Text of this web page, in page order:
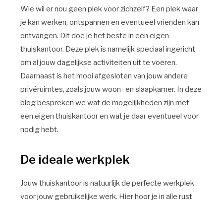
Wie wil er nou geen plek voor zichzelf? Een plek waar
je kan werken, ontspannen en eventueel vrienden kan
ontvangen. Dit doe je het beste in een eigen
thuiskantoor. Deze plek is namelijk speciaal ingericht
om al jouw dagelijkse activiteiten uit te voeren.
Daarnaast is het mooi afgesloten van jouw andere
privéruimtes, zoals jouw woon- en slaapkamer. In deze
blog bespreken we wat de mogelijkheden zijn met
een eigen thuiskantoor en wat je daar eventueel voor
nodig hebt.
De ideale werkplek
Jouw thuiskantoor is natuurlijk de perfecte werkplek
voor jouw gebruikelijke werk. Hier hoor je in alle rust